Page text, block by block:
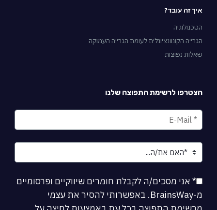
איך זה עובד?
הטכנולוגיה
הגרייה הקונוונציונלית לעומת הגרייה העמוקה
שאלות נפוצות
הצטרפו לרשימת התפוצה שלנו
* אני מסכים/ה לקבלת חומרים שיווקיים ופרסומיים
מ-BrainsWay. באפשרותי להסיר את עצמי